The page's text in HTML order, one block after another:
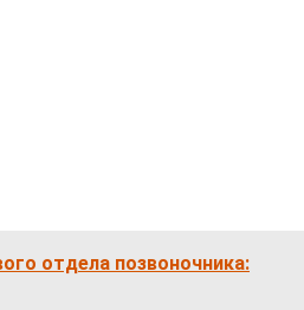
отдела позвоночника: